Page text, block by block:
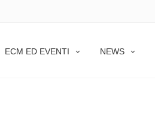
ECM ED EVENTI NEWS